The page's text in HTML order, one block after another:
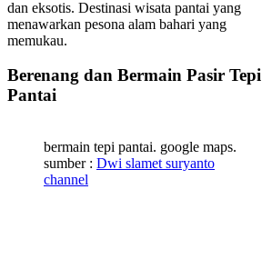
dan eksotis. Destinasi wisata pantai yang
menawarkan pesona alam bahari yang
memukau.
Berenang dan Bermain Pasir Tepi
Pantai
bermain tepi pantai. google maps.
sumber : Dwi slamet suryanto
channel